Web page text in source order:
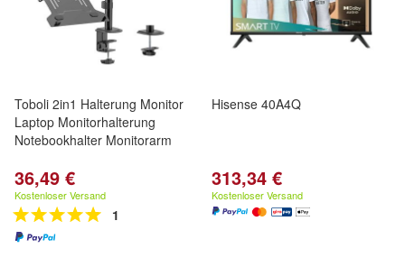
Toboli 2in1 Halterung Monitor
Laptop Monitorhalterung
Notebookhalter Monitorarm
36,49 €
Kostenloser Versand
1
Hisense 40A4Q
313,34 €
Kostenloser Versand